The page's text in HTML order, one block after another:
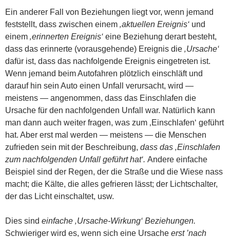
Ein anderer Fall von Beziehungen liegt vor, wenn jemand
feststellt, dass zwischen einem ‚aktuellen Ereignis‘ und
einem ‚erinnerten Ereignis‘ eine Beziehung derart besteht,
dass das erinnerte (vorausgehende) Ereignis die ‚Ursache‘
dafür ist, dass das nachfolgende Ereignis eingetreten ist.
Wenn jemand beim Autofahren plötzlich einschläft und
darauf hin sein Auto einen Unfall verursacht, wird —
meistens — angenommen, dass das Einschlafen die
Ursache für den nachfolgenden Unfall war. Natürlich kann
man dann auch weiter fragen, was zum ‚Einschlafen‘ geführt
hat. Aber erst mal werden — meistens — die Menschen
zufrieden sein mit der Beschreibung, dass das ‚Einschlafen
zum nachfolgenden Unfall geführt hat‘. Andere einfache
Beispiel sind der Regen, der die Straße und die Wiese nass
macht; die Kälte, die alles gefrieren lässt; der Lichtschalter,
der das Licht einschaltet, usw.
Dies sind einfache ‚Ursache-Wirkung‘ Beziehungen.
Schwieriger wird es, wenn sich eine Ursache erst ’nach